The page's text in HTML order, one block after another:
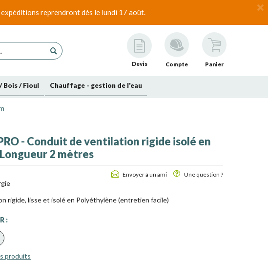
reprendront dès le lundi 17 août.
Devis Compte Panier
Bois / Fioul Chauffage - gestion de l'eau
- Conduit de ventilation rigide isolé en
2 mètres
Envoyer à un ami Une question ?
rigide, lisse et isolé en Polyéthylène (entretien facile)
:
produits